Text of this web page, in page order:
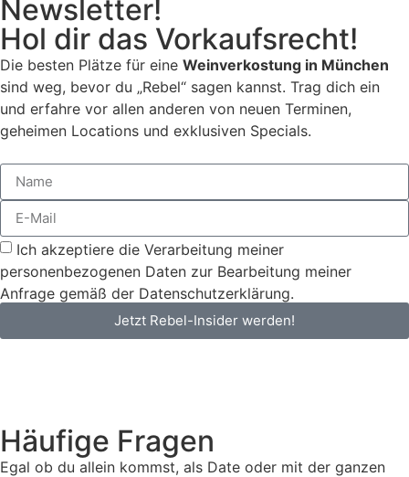
Newsletter!
Hol dir das Vorkaufsrecht!
Die besten Plätze für eine Weinverkostung in München
sind weg, bevor du „Rebel“ sagen kannst. Trag dich ein
und erfahre vor allen anderen von neuen Terminen,
geheimen Locations und exklusiven Specials.
Ich akzeptiere die Verarbeitung meiner
personenbezogenen Daten zur Bearbeitung meiner
Anfrage gemäß der Datenschutzerklärung.
Jetzt Rebel-Insider werden!
Häufige Fragen
Egal ob du allein kommst, als Date oder mit der ganzen